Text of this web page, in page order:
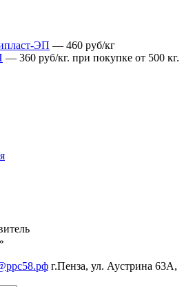
ЭП — 460 руб/кг
— 360 руб/кг. при покупке от 500 кг.
г.Пенза, ул. Аустрина 63А,